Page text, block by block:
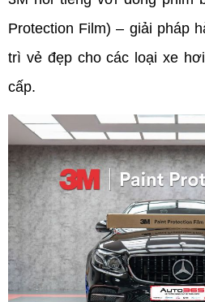
Protection Film) – giải pháp
trì vẻ đẹp cho các loại xe
cấp.